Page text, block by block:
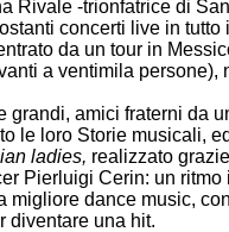
Rivale -trionfatrice di
concerti live in tutto
da un tour in
a ventimila persone),
grandi, amici fraterni da
le loro Storie musicali, ed
ladies, realizzato
Pierluigi Cerin: un ritmo
migliore dance music,
diventare una hit.